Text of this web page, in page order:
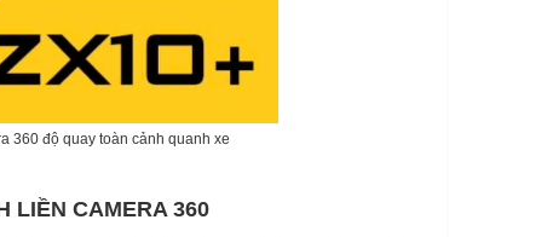
360 độ quay toàn cảnh quanh xe
LIỀN CAMERA 360